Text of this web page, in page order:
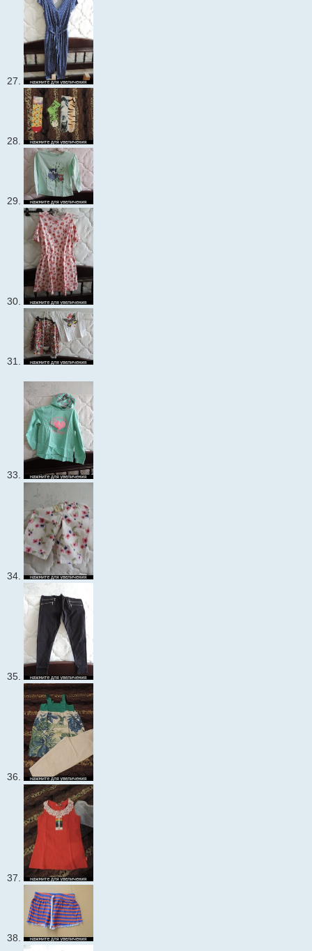
27.
28.
29.
30.
31.
33.
34.
35.
36.
37.
38.